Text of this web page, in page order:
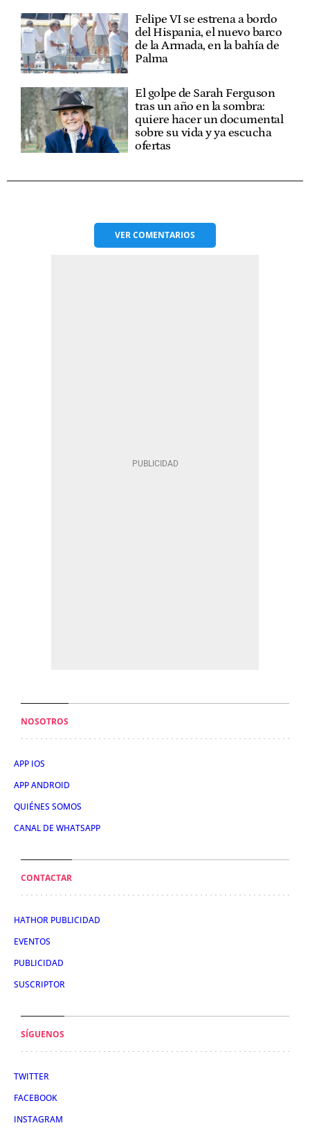
Felipe VI se estrena a bordo
del Hispania, el nuevo barco
de la Armada, en la bahía de
Palma
El golpe de Sarah Ferguson
tras un año en la sombra:
quiere hacer un documental
sobre su vida y ya escucha
ofertas
VERCOMENTARIOS
NOSOTROS
APP IOS
APP ANDROID
QUIÉNES SOMOS
CANAL DE WHATSAPP
CONTACTAR
HATHOR PUBLICIDAD
EVENTOS
PUBLICIDAD
SUSCRIPTOR
SÍGUENOS
TWITTER
FACEBOOK
INSTAGRAM